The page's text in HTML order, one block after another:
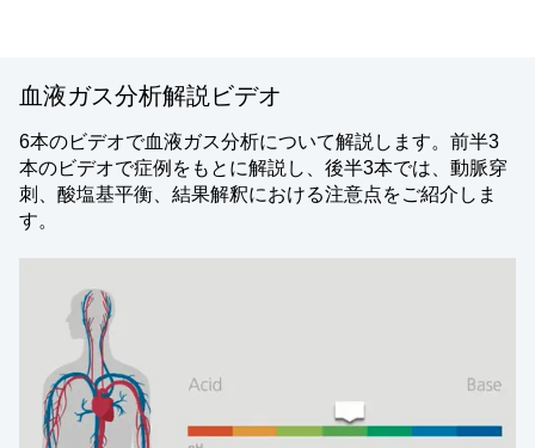
血液ガス分析解説ビデオ
6本のビデオで血液ガス分析について解説します。前半3
本のビデオで症例をもとに解説し、後半3本では、動脈穿
刺、酸塩基平衡、結果解釈における注意点をご紹介しま
す。